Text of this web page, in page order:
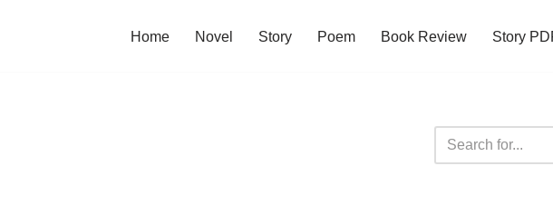
Home Novel Story Poem Book Review Story